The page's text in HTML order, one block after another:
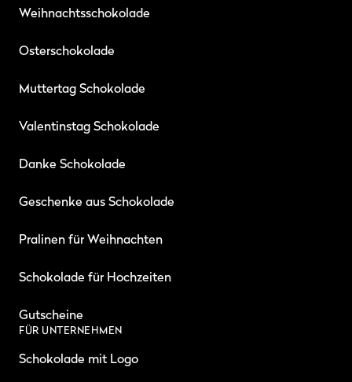
Weihnachtsschokolade
Osterschokolade
Muttertag Schokolade
Valentinstag Schokolade
Danke Schokolade
Geschenke aus Schokolade
Pralinen für Weihnachten
Schokolade für Hochzeiten
Gutscheine
FÜR UNTERNEHMEN
Schokolade mit Logo